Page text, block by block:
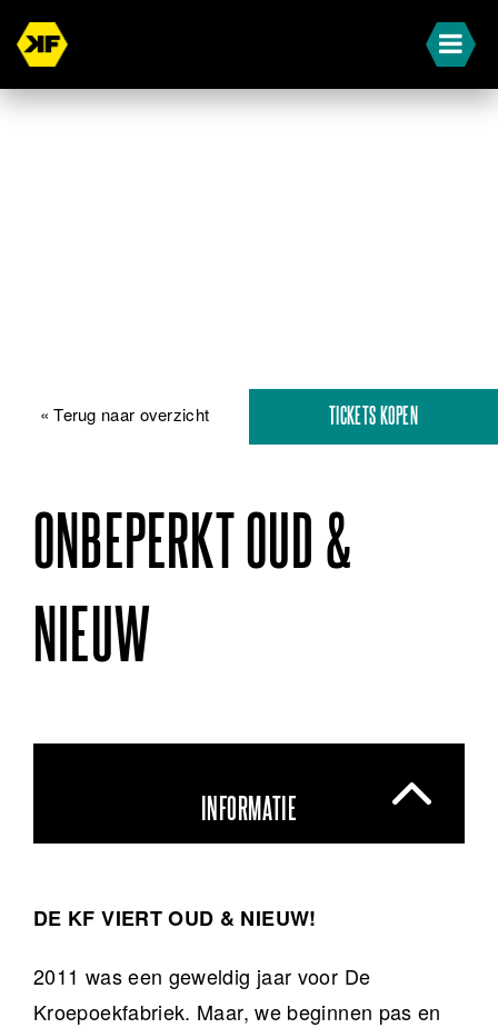
« Terug naar overzicht TICKETS KOPEN
ONBEPERKT OUD &
NIEUW
INFORMATIE
DE KF VIERT OUD & NIEUW!
2011 was een geweldig jaar voor De
Kroepoekfabriek. Maar, we beginnen pas en